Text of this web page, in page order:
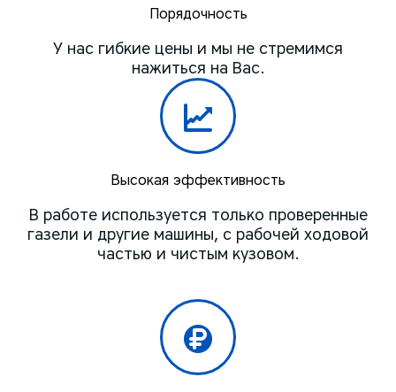
Порядочность
У нас гибкие цены и мы не стремимся
нажиться на Вас.
Высокая эффективность
В работе используется только проверенные
газели и другие машины, с рабочей ходовой
частью и чистым кузовом.